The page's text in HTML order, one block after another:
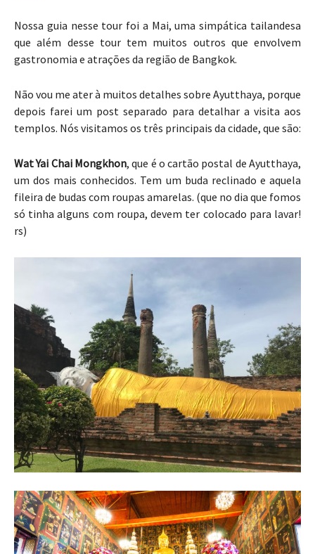
Nossa guia nesse tour foi a Mai, uma simpática tailandesa
que além desse tour tem muitos outros que envolvem
gastronomia e atrações da região de Bangkok.
Não vou me ater à muitos detalhes sobre Ayutthaya, porque
depois farei um post separado para detalhar a visita aos
templos. Nós visitamos os três principais da cidade, que são:
Wat Yai Chai Mongkhon, que é o cartão postal de Ayutthaya,
um dos mais conhecidos. Tem um buda reclinado e aquela
fileira de budas com roupas amarelas. (que no dia que fomos
só tinha alguns com roupa, devem ter colocado para lavar!
rs)